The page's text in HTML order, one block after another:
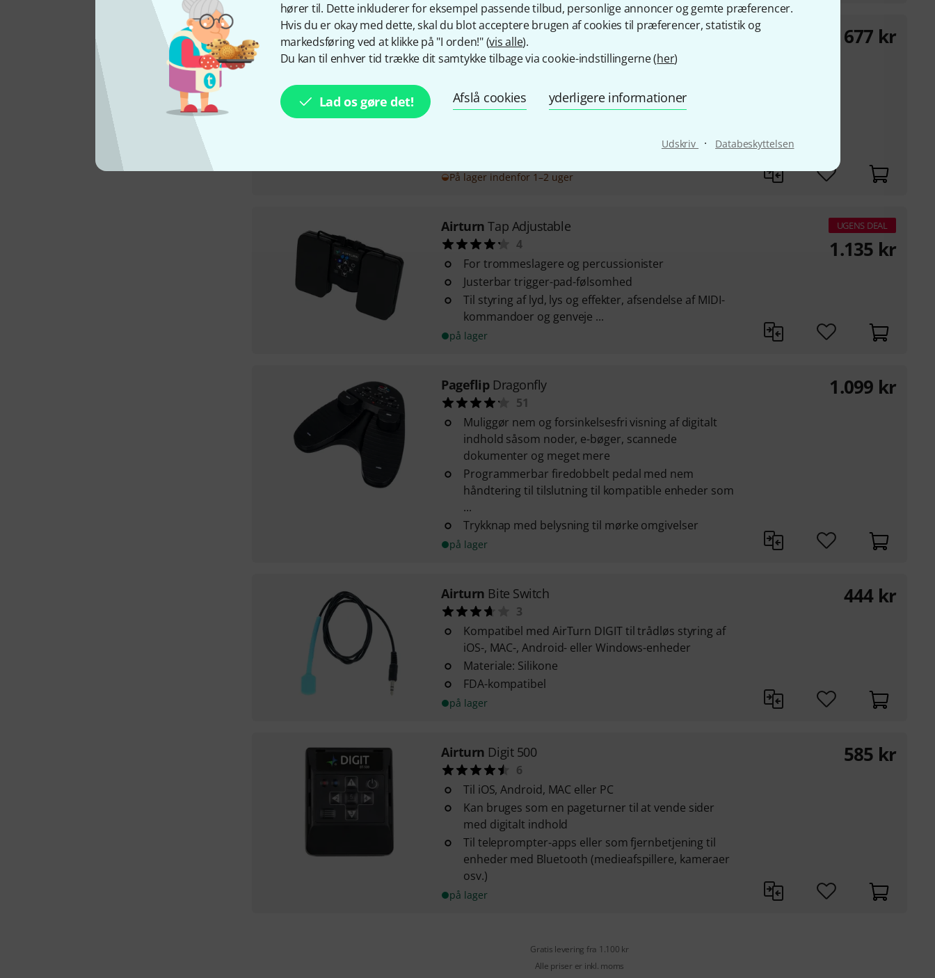
hører til. Dette inkluderer for eksempel passende tilbud, personlige annoncer og gemte præferencer.
Hvis du er okay med dette, skal du blot acceptere brugen af cookies til præferencer, statistik og
markedsføring ved at klikke på "I orden!" (vis alle).
Du kan til enhver tid trække dit samtykke tilbage via cookie-indstillingerne (her)
Lad os gøre det! Afslå cookies yderligere informationer
Udskriv · Databeskyttelsen
Airturn PED 500
14
indhold (f.eks. noder, e-bøger,
præsentationsprogrammer osv.)
På lager indenfor 1–2 uger
677 kr
Airturn Tap Adjustable
4
For trommeslagere og percussionister
Justerbar trigger-pad-følsomhed
Til styring af lyd, lys og effekter, afsendelse af MIDI-
kommandoer og genveje ...
på lager
UGENS DEAL
1.135 kr
Pageflip Dragonfly
51
Muliggør nem og forsinkelsesfri visning af digitalt
indhold såsom noder, e-bøger, scannede
dokumenter og meget mere
Programmerbar firedobbelt pedal med nem
håndtering til tilslutning til kompatible enheder som
...
Trykknap med belysning til mørke omgivelser
på lager
1.099 kr
Airturn Bite Switch
3
Kompatibel med AirTurn DIGIT til trådløs styring af
iOS-, MAC-, Android- eller Windows-enheder
Materiale: Silikone
FDA-kompatibel
på lager
444 kr
Airturn Digit 500
6
Til iOS, Android, MAC eller PC
Kan bruges som en pageturner til at vende sider
med digitalt indhold
Til teleprompter-apps eller som fjernbetjening til
enheder med Bluetooth (medieafspillere, kameraer
osv.)
på lager
585 kr
Gratis levering fra 1.100 kr
Alle priser er inkl. moms